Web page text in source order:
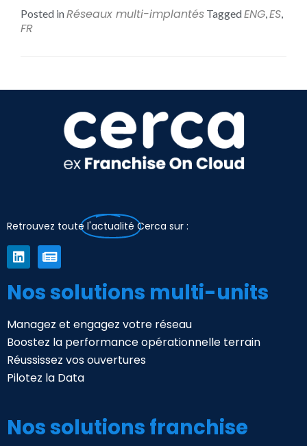
Posted inRéseaux multi-implantés TaggedENG,ES,
FR
Retrouvez toute l'actualité Cerca sur :
Nos solutions multi-units
Managez et engagez votre réseau
Boostez la performance opérationnelle terrain
Réussissez vos ouvertures
Pilotez la Data
Nos solutions franchise